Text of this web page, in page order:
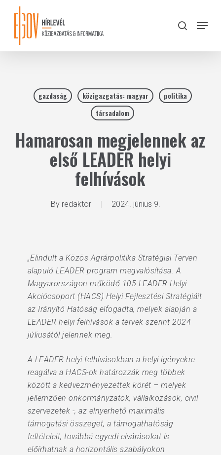
content
search
Menu
gazdaság közigazgatás: magyar
politika
társadalom
Hamarosan megjelennek az
első LEADER helyi
felhívások
By redaktor 2024. június 9.
„Elindult a Közös Agrárpolitika Stratégiai Terven
alapuló LEADER program megvalósítása. A
Magyarországon működő 105 LEADER Helyi
Akciócsoport (HACS) Helyi Fejlesztési Stratégiáit
az Irányító Hatóság elfogadta, melyek alapján a
LEADER helyi felhívások a tervek szerint 2024
júliusától jelennek meg.
A LEADER helyi felhívásokban a helyi igényekre
reagálva a HACS-ok határozzák meg többek
között a kedvezményezettek körét – melyek
jellemzően önkormányzatok, vállalkozások, civil
szervezetek -, az elnyerhető maximális
támogatási összeget, a támogathatóság
feltételeit, továbbá egyedi elvárásokat is
előírhatnak a horizontális szabályokon
Close